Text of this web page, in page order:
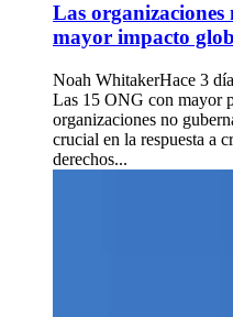
Las organizaciones
mayor impacto
Noah WhitakerHace 3
Las 15 ONG con mayor
organizaciones no
crucial en la respuesta a
derechos...